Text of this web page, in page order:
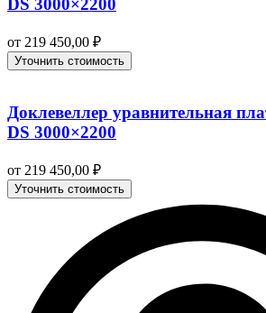
DS 3000×2200
от 219 450,00 ₽
Уточнить стоимость
Доклевеллер уравнительная
DS 3000×2200
от 219 450,00 ₽
Уточнить стоимость